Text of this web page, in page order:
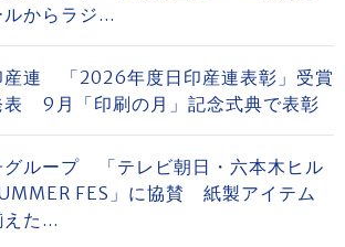
ルからラジ...
産連 「2026年度日印産連表彰」受賞
表 9月「印刷の月」記念式典で表彰
グループ 「テレビ朝日・六本木ヒル
FES」に協賛 紙製アイテム
えた...